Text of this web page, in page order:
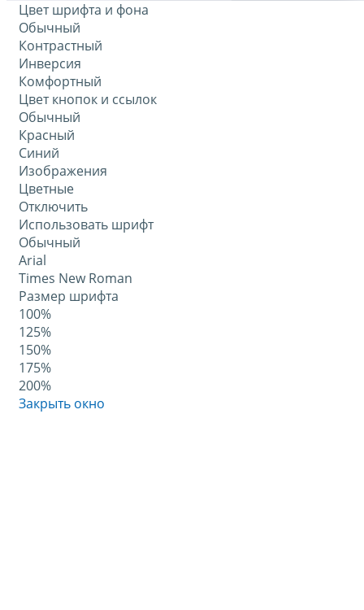
Цвет шрифта и фона
Обычный
Контрастный
Инверсия
Комфортный
Цвет кнопок и ссылок
Обычный
Красный
Синий
Изображения
Цветные
Отключить
Использовать шрифт
Обычный
Arial
Times New Roman
Размер шрифта
100%
125%
150%
175%
200%
Закрыть окно